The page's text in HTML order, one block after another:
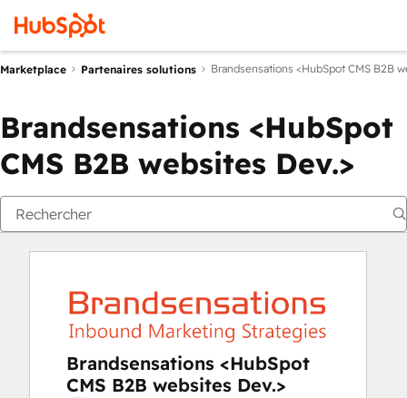
Marketplace Partenaires solutions Brandsensations <HubSpot CMS B2B
Brandsensations <HubSpot
CMS B2B websites Dev.>
Brandsensations <HubSpot
CMS B2B websites Dev.>